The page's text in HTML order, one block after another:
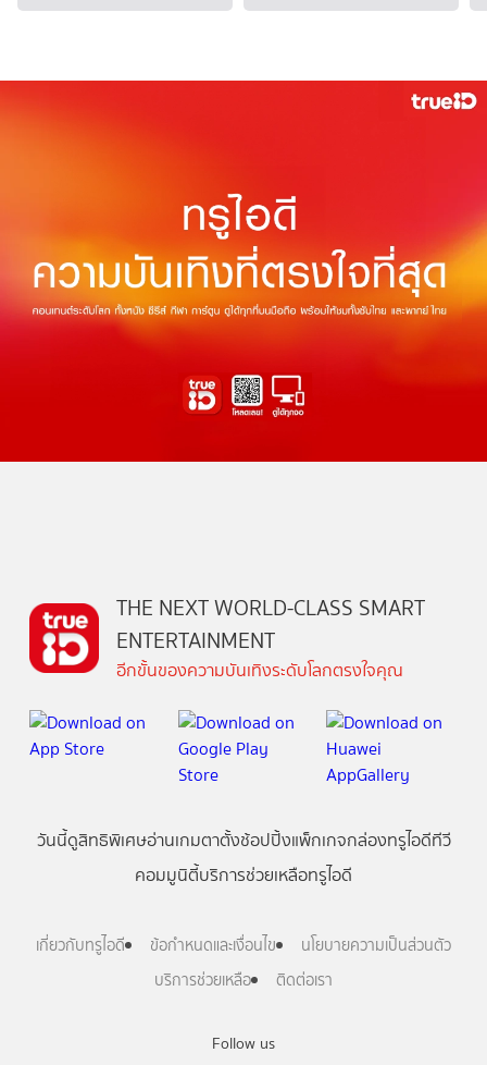
Follow us
THE NEXT WORLD-CLASS SMART
ENTERTAINMENT
อีกขั้นของความบันเทิงระดับโลกตรงใจคุณ
วันนี้ดูสิทธิพิเศษอ่านเกมตาตั้งช้อปปิ้งแพ็กเกจกล่องทรูไอดีทีวี
คอมมูนิตี้บริการช่วยเหลือทรูไอดี
เกี่ยวกับทรูไอดี ข้อกำหนดและเงื่อนไข
นโยบายความเป็นส่วนตัว
บริการช่วยเหลือ
ติดต่อเรา